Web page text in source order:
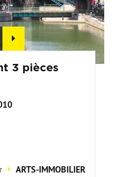
3 pièces
ARTS-IMMOBILIER